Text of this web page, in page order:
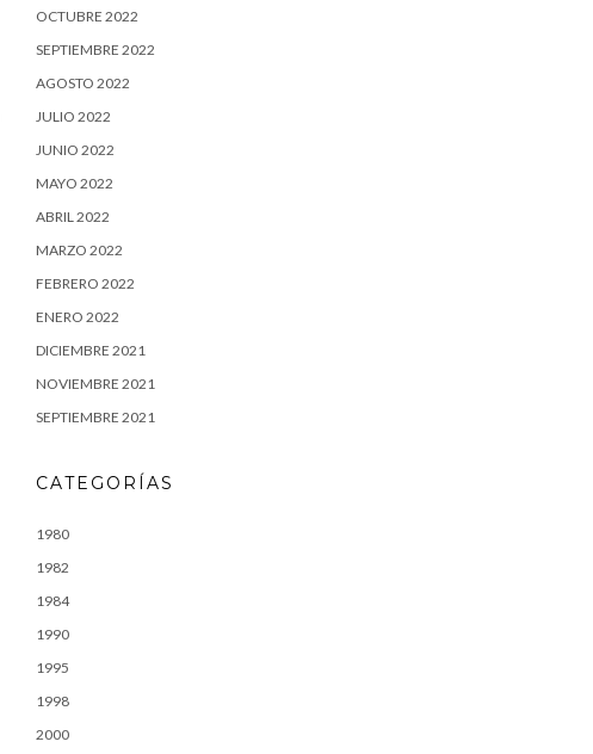
OCTUBRE 2022
SEPTIEMBRE 2022
AGOSTO 2022
JULIO 2022
JUNIO 2022
MAYO 2022
ABRIL 2022
MARZO 2022
FEBRERO 2022
ENERO 2022
DICIEMBRE 2021
NOVIEMBRE 2021
SEPTIEMBRE 2021
CATEGORÍAS
1980
1982
1984
1990
1995
1998
2000